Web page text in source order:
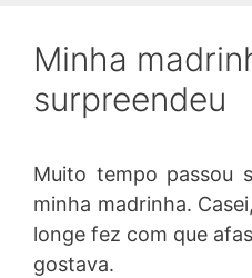
Minha
surpreendeu
Muito tempo passou
minha madrinha.
longe fez com que
gostava.